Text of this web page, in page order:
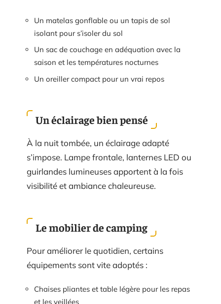
Un matelas gonflable ou un tapis de sol
isolant pour s’isoler du sol
Un sac de couchage en adéquation avec la
saison et les températures nocturnes
Un oreiller compact pour un vrai repos
Un éclairage bien pensé
À la nuit tombée, un éclairage adapté
s’impose. Lampe frontale, lanternes LED ou
guirlandes lumineuses apportent à la fois
visibilité et ambiance chaleureuse.
Le mobilier de camping
Pour améliorer le quotidien, certains
équipements sont vite adoptés :
Chaises pliantes et table légère pour les repas
et les veillées